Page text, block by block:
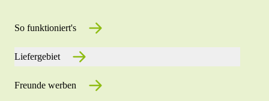
So funktioniert's
Liefergebiet
Freunde werben